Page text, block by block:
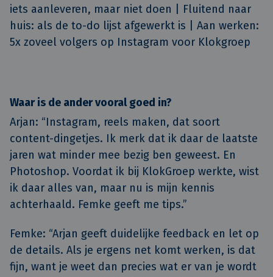
iets aanleveren, maar niet doen | Fluitend naar
huis: als de to-do lijst afgewerkt is | Aan werken:
5x zoveel volgers op Instagram voor Klokgroep
Waar is de ander vooral goed in?
Arjan: “Instagram, reels maken, dat soort
content-dingetjes. Ik merk dat ik daar de laatste
jaren wat minder mee bezig ben geweest. En
Photoshop. Voordat ik bij KlokGroep werkte, wist
ik daar alles van, maar nu is mijn kennis
achterhaald. Femke geeft me tips.”
Femke: “Arjan geeft duidelijke feedback en let op
de details. Als je ergens net komt werken, is dat
fijn, want je weet dan precies wat er van je wordt